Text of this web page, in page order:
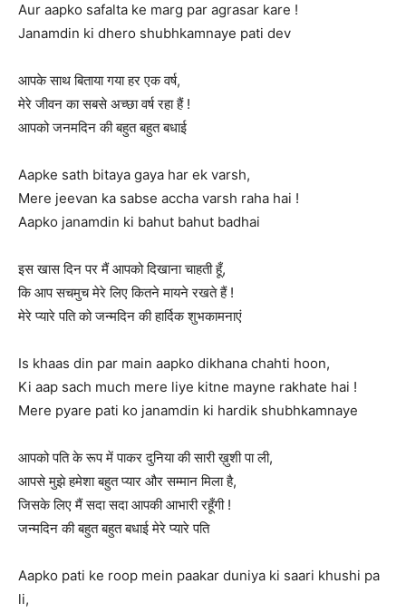
Aur aapko safalta ke marg par agrasar kare !
Janamdin ki dhero shubhkamnaye pati dev
आपके साथ बिताया गया हर एक वर्ष,
मेरे जीवन का सबसे अच्छा वर्ष रहा हैं !
आपको जनमदिन की बहुत बहुत बधाई
Aapke sath bitaya gaya har ek varsh,
Mere jeevan ka sabse accha varsh raha hai !
Aapko janamdin ki bahut bahut badhai
इस खास दिन पर मैं आपको दिखाना चाहती हूँ,
कि आप सचमुच मेरे लिए कितने मायने रखते हैं !
मेरे प्यारे पति को जन्मदिन की हार्दिक शुभकामनाएं
Is khaas din par main aapko dikhana chahti hoon,
Ki aap sach much mere liye kitne mayne rakhate hai !
Mere pyare pati ko janamdin ki hardik shubhkamnaye
आपको पति के रूप में पाकर दुनिया की सारी ख़ुशी पा ली,
आपसे मुझे हमेशा बहुत प्यार और सम्मान मिला है,
जिसके लिए मैं सदा सदा आपकी आभारी रहूँगी !
जन्मदिन की बहुत बहुत बधाई मेरे प्यारे पति
Aapko pati ke roop mein paakar duniya ki saari khushi pa
li,